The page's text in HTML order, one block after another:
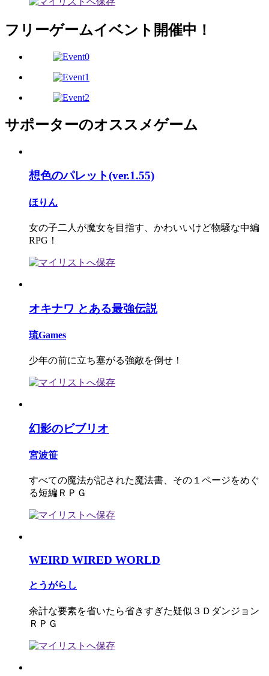
フリーゲームイベント開催中！
サポーターのオススメゲーム
想色のパレット(ver.1.55)
ほりん
女の子二人が魔女を目指す、かわいいけど物騒な中編
RPG！
オキナワ とある最強伝説
琉Games
少年の前に立ち塞がる強敵を倒せ！
幻影のビブリオ
宮波笹
すべての魔法が記された魔法書、その１ページをめぐ
る短編ＲＰＧ
WEIRD WIRED WORLD
とうがらし
余計な要素を省いたら省きすぎた疑似３Ｄダンジョン
ＲＰＧ